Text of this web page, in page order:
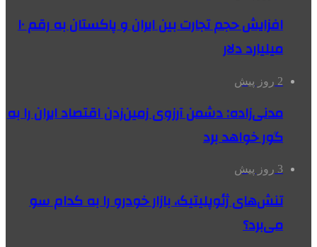
افزایش حجم تجارت بین ایران و پاکستان به رقم ۱۰
میلیارد دلار
2 روز پیش
مدنی‌زاده: دشمن آرزوی زمین‌زدن اقتصاد ایران را به
گور خواهد برد
3 روز پیش
تنش‌های ژئوپلیتیک، بازار خودرو را به کدام سو
می‌برد؟